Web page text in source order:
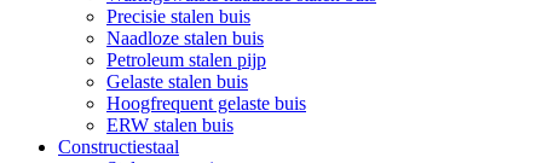
Precisie stalen buis
Naadloze stalen buis
Petroleum stalen pijp
Gelaste stalen buis
Hoogfrequent gelaste buis
ERW stalen buis
Constructiestaal